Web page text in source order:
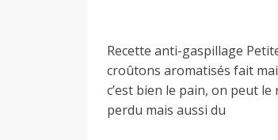
a
n
Recette anti-gaspillage
croûtons aromatisés fait
c’est bien le pain, on peut
perdu mais aussi du